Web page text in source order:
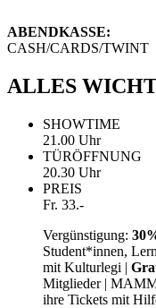
ABENDKASSE:
CASH/CARDS/TWINT
ALLES
SHOWTIME
21.00 Uhr
TÜRÖFFNUNG
20.30 Uhr
PREIS
Fr. 33.-
Vergünstigung:
Student*innen,
mit Kulturlegi |
Mitglieder |
ihre Tickets mit